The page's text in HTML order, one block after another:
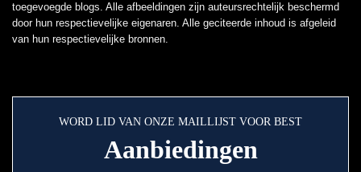
toegevoegde blogs. Alle afbeeldingen zijn auteursrechtelijk beschermd
door hun respectievelijke eigenaren. Alle geciteerde inhoud is afgeleid
van hun respectievelijke bronnen.
WORD LID VAN ONZE MAILLIJST VOOR BEST
Aanbiedingen